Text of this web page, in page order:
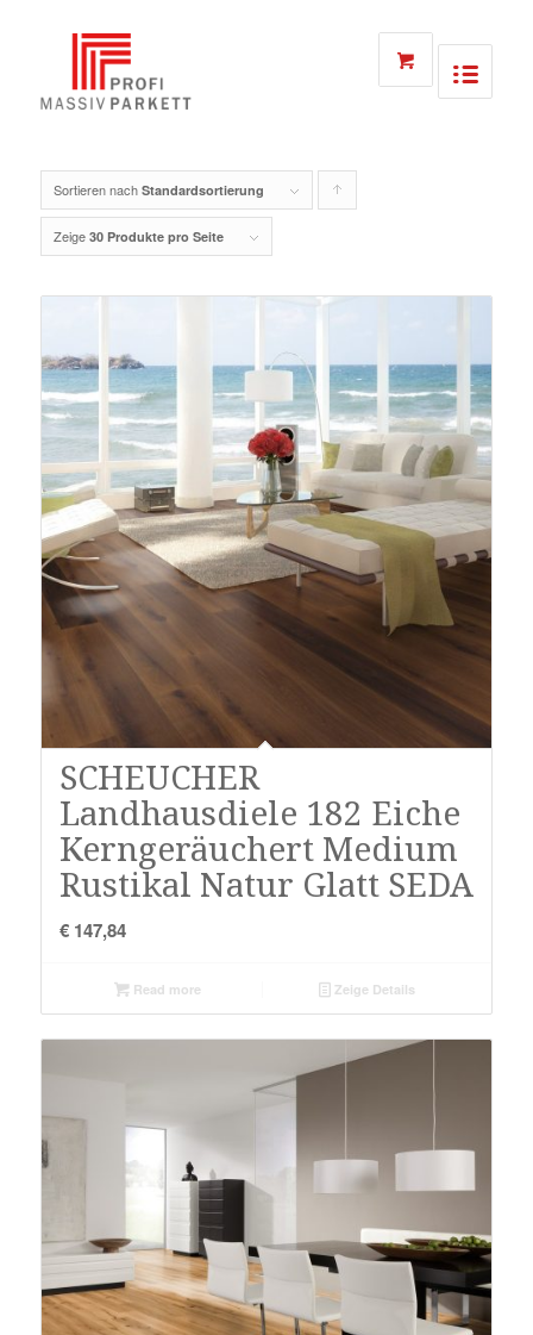
Sortieren nach Standardsortierung
die
aufsteigender
Reihenfolge
zu
sortieren
Zeige 30 Produkte pro Seite
SCHEUCHER
Landhausdiele 182 Eiche
Kerngeräuchert Medium
Rustikal Natur Glatt SEDA
€147,84
Read more Zeige Details